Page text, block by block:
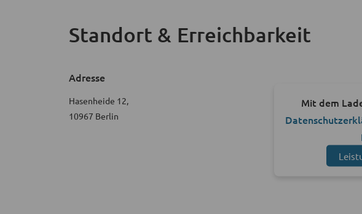
Standort & Erreichbarkeit
Adresse
Hasenheide 12,
10967 Berlin
Mit dem